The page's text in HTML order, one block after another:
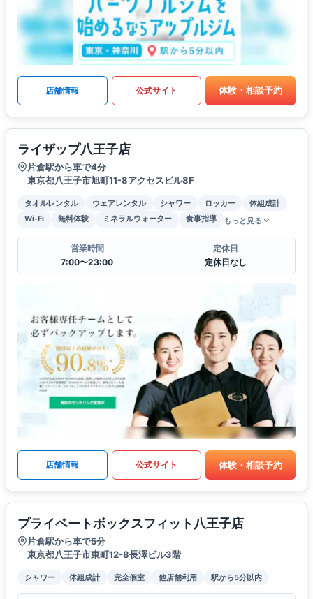
店舗情報 公式サイト 体験・相談予約
ライザップ八王子店
片倉駅から車で4分
東京都八王子市旭町11-8アクセスビル8F
タオルレンタル ウェアレンタル シャワー ロッカー
体組成計
Wi-Fi
無料体験 ミネラルウォーター 食事指導 もっと見る
営業時間
7:00〜23:00
定休日
定休日なし
店舗情報 公式サイト 体験・相談予約
プライベートボックスフィット八王子店
片倉駅から車で5分
東京都八王子市東町12-8長澤ビル3階
シャワー 体組成計 完全個室 他店舗利用 駅から5分以内